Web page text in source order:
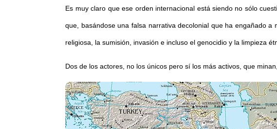
Es muy claro que ese orden internacional está siendo no sólo
que, basándose una falsa narrativa decolonial que ha engañado
religiosa, la sumisión, invasión e incluso el genocidio y la limpieza
Dos de los actores, no los únicos pero sí los más activos, que